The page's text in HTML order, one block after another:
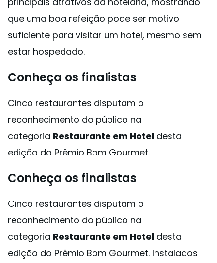
que uma boa refeição pode ser motivo
suficiente para visitar um hotel, mesmo sem
estar hospedado.
Conheça os finalistas
Cinco restaurantes disputam o
reconhecimento do público na
categoria Restaurante em Hotel desta
edição do Prêmio Bom Gourmet.
Conheça os finalistas
Cinco restaurantes disputam o
reconhecimento do público na
categoria Restaurante em Hotel desta
edição do Prêmio Bom Gourmet. Instalados